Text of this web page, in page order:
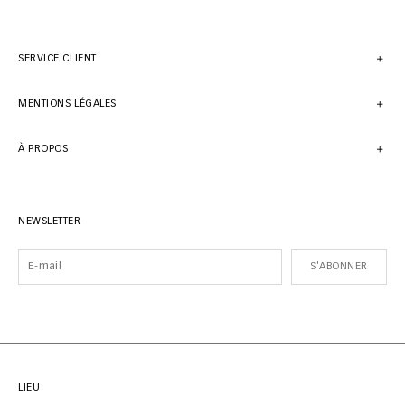
SERVICE CLIENT
MENTIONS LÉGALES
À PROPOS
NEWSLETTER
S'ABONNER
LIEU